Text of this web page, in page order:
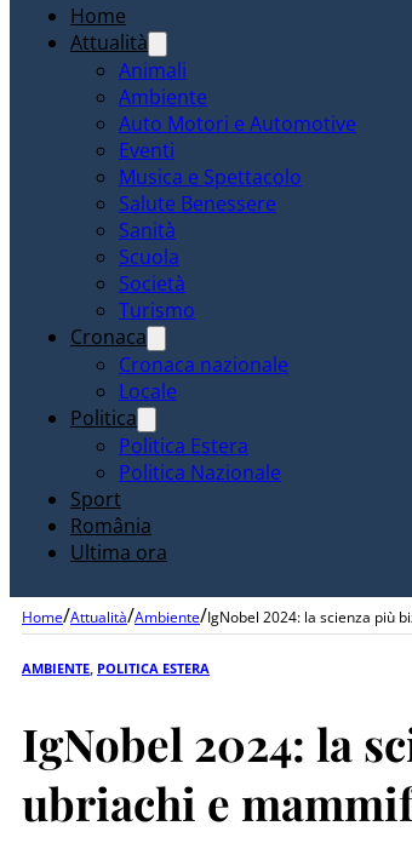
Home
Attualità
Animali
Ambiente
Auto Motori e Automotive
Eventi
Musica e Spettacolo
Salute Benessere
Sanità
Scuola
Società
Turismo
Cronaca
Cronaca nazionale
Locale
Politica
Politica Estera
Politica Nazionale
Sport
România
Ultima ora
Home/Attualità/Ambiente/IgNobel 2024: la scienza più
AMBIENTE POLITICA ESTERA
IgNobel 2024: la
ubriachi e